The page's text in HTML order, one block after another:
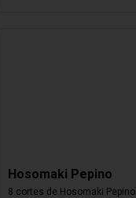
Hosomaki Pepino
8 cortes de Hosomaki Pepino